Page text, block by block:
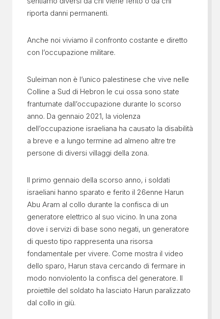
riporta danni permanenti.
Anche noi viviamo il confronto costante e diretto
con l’occupazione militare.
Suleiman non è l’unico palestinese che vive nelle
Colline a Sud di Hebron le cui ossa sono state
frantumate dall’occupazione durante lo scorso
anno. Da gennaio 2021, la violenza
dell’occupazione israeliana ha causato la disabilità
a breve e a lungo termine ad almeno altre tre
persone di diversi villaggi della zona.
Il primo gennaio della scorso anno, i soldati
israeliani hanno sparato e ferito il 26enne Harun
Abu Aram al collo durante la confisca di un
generatore elettrico al suo vicino. In una zona
dove i servizi di base sono negati, un generatore
di questo tipo rappresenta una risorsa
fondamentale per vivere. Come mostra il video
dello sparo, Harun stava cercando di fermare in
modo nonviolento la confisca del generatore. Il
proiettile del soldato ha lasciato Harun paralizzato
dal collo in giù.